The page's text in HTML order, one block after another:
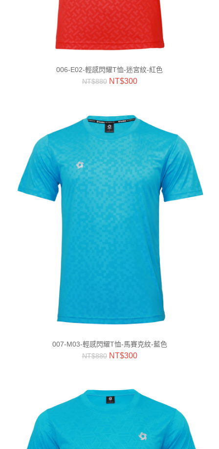
006-E02-輕感閃耀T恤-迷宮紋-紅色
NT$880 NT$300
007-M03-輕感閃耀T恤-馬賽克紋-藍色
NT$880 NT$300